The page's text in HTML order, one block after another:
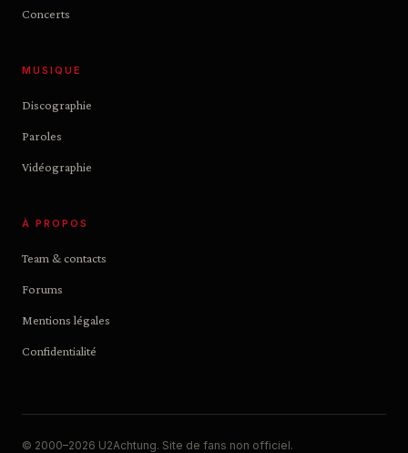
Concerts
MUSIQUE
Discographie
Paroles
Vidéographie
À PROPOS
Team & contacts
Forums
Mentions légales
Confidentialité
© 2000–2026 U2Achtung. Site de fans non officiel.